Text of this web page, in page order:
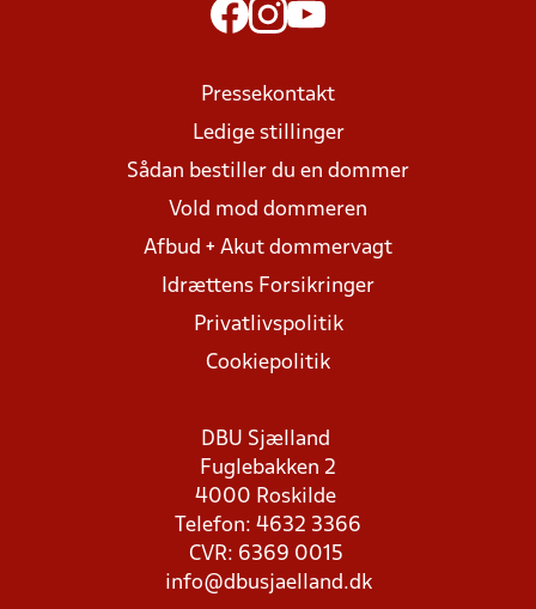
Pressekontakt
Ledige stillinger
Sådan bestiller du en dommer
Vold mod dommeren
Afbud + Akut dommervagt
Idrættens Forsikringer
Privatlivspolitik
Cookiepolitik
DBU Sjælland
Fuglebakken 2
4000 Roskilde
Telefon: 4632 3366
CVR: 6369 0015
info@dbusjaelland.dk